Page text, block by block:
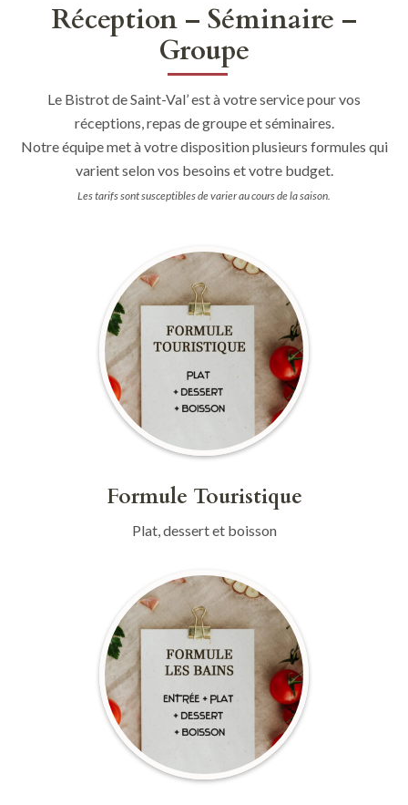
Réception – Séminaire –
Groupe
Le Bistrot de Saint-Val’ est à votre service pour vos
réceptions, repas de groupe et séminaires.
Notre équipe met à votre disposition plusieurs formules qui
varient selon vos besoins et votre budget.
Les tarifs sont susceptibles de varier au cours de la saison.
Formule Touristique
Plat, dessert et boisson